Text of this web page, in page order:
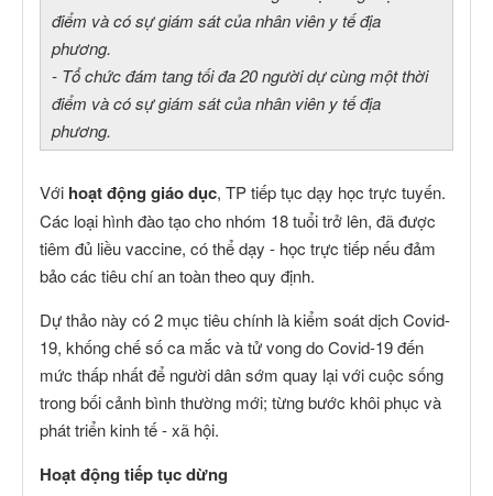
điểm và có sự giám sát của nhân viên y tế địa
phương.
- Tổ chức đám tang tối đa 20 người dự cùng một thời
điểm và có sự giám sát của nhân viên y tế địa
phương.
Với hoạt động giáo dục, TP tiếp tục dạy học trực tuyến.
Các loại hình đào tạo cho nhóm 18 tuổi trở lên, đã được
tiêm đủ liều vaccine, có thể dạy - học trực tiếp nếu đảm
bảo các tiêu chí an toàn theo quy định.
Dự thảo này có 2 mục tiêu chính là kiểm soát dịch Covid-
19, khống chế số ca mắc và tử vong do Covid-19 đến
mức thấp nhất để người dân sớm quay lại với cuộc sống
trong bối cảnh bình thường mới; từng bước khôi phục và
phát triển kinh tế - xã hội.
Hoạt động tiếp tục dừng